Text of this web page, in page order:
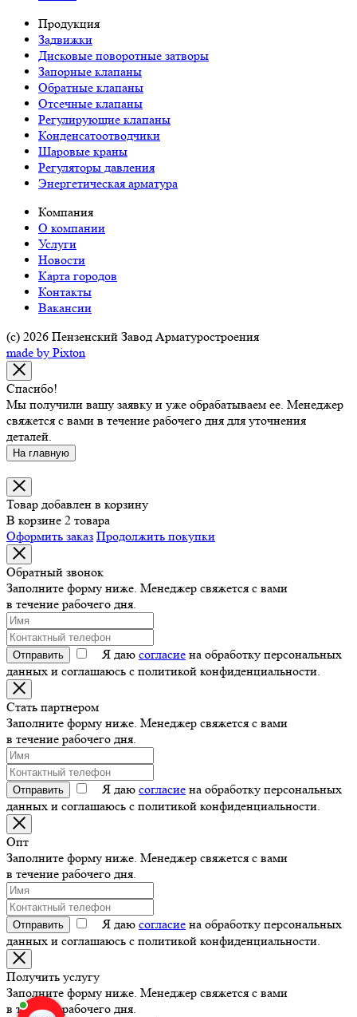
Продукция
Задвижки
Дисковые поворотные затворы
Запорные клапаны
Обратные клапаны
Отсечные клапаны
Регулирующие клапаны
Конденсатоотводчики
Шаровые краны
Регуляторы давления
Энергетическая арматура
Компания
О компании
Услуги
Новости
Карта городов
Контакты
Вакансии
(c) 2026 Пензенский Завод Арматуростроения
made by Pixton
Спасибо!
Мы получили вашу заявку и уже обрабатываем ее. Менеджер
свяжется с вами в течение рабочего дня для уточнения
деталей.
На главную
Товар добавлен в корзину
В корзине 2 товара
Оформить заказ Продолжить покупки
Обратный звонок
Заполните форму ниже. Менеджер свяжется с вами
в течение рабочего дня.
Отправить Я даю согласие на обработку персональных
данных и соглашаюсь с политикой конфиденциальности.
Стать партнером
Заполните форму ниже. Менеджер свяжется с вами
в течение рабочего дня.
Отправить Я даю согласие на обработку персональных
данных и соглашаюсь с политикой конфиденциальности.
Опт
Заполните форму ниже. Менеджер свяжется с вами
в течение рабочего дня.
Отправить Я даю согласие на обработку персональных
данных и соглашаюсь с политикой конфиденциальности.
Получить услугу
Заполните форму ниже. Менеджер свяжется с вами
в течение рабочего дня.